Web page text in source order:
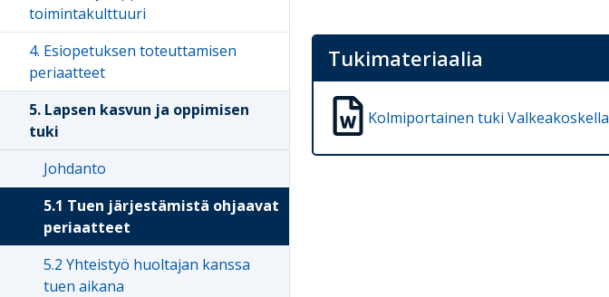
Tukimateriaalia
Kolmiportainen tuki Valkeakoskella
toimintakulttuuri
4. Esiopetuksen toteuttamisen
periaatteet
5. Lapsen kasvun ja oppimisen
tuki
Johdanto
5.1 Tuen järjestämistä ohjaavat
periaatteet
5.2 Yhteistyö huoltajan kanssa
tuen aikana